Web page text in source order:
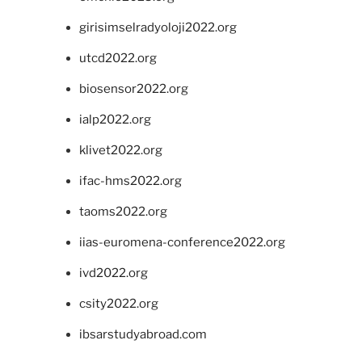
girisimselradyoloji2022.org
utcd2022.org
biosensor2022.org
ialp2022.org
klivet2022.org
ifac-hms2022.org
taoms2022.org
iias-euromena-conference2022.org
ivd2022.org
csity2022.org
ibsarstudyabroad.com